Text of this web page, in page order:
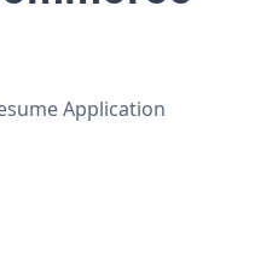
Application